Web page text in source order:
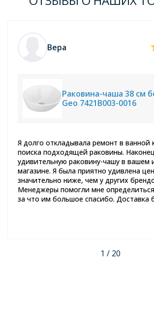
Вера
Раковина-чаша 38 см
Geo 7421B003-0016
Я долго откладывала ремонт в ванной
поиска подходящей раковины.
удивительную раковину-чашу в вашем
магазине. Я была приятно удивлена
значительно ниже, чем у других
Менеджеры помогли мне
за что им большое спасибо. Доставка
задумывается о покупке новой
1 / 20